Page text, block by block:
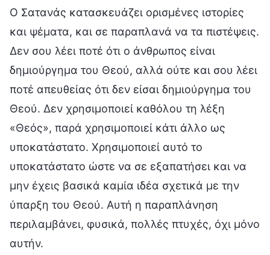
Ο Σατανάς κατασκευάζει ορισμένες ιστορίες
και ψέματα, και σε παραπλανά να τα πιστέψεις.
Δεν σου λέει ποτέ ότι ο άνθρωπος είναι
δημιούργημα του Θεού, αλλά ούτε και σου λέει
ποτέ απευθείας ότι δεν είσαι δημιούργημα του
Θεού. Δεν χρησιμοποιεί καθόλου τη λέξη
«Θεός», παρά χρησιμοποιεί κάτι άλλο ως
υποκατάστατο. Χρησιμοποιεί αυτό το
υποκατάστατο ώστε να σε εξαπατήσει και να
μην έχεις βασικά καμία ιδέα σχετικά με την
ύπαρξη του Θεού. Αυτή η παραπλάνηση
περιλαμβάνει, φυσικά, πολλές πτυχές, όχι μόνο
αυτήν.